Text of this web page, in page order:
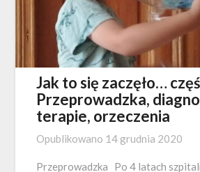
Jak to się zaczęło…
Przeprowadzka,
terapie, orzeczenia
Opublikowano 14 grudnia 2020
Przeprowadzka Po 4 latach